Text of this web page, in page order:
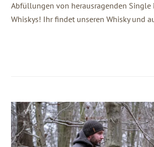
Abfüllungen von herausragenden Single
Whiskys! Ihr findet unseren Whisky und